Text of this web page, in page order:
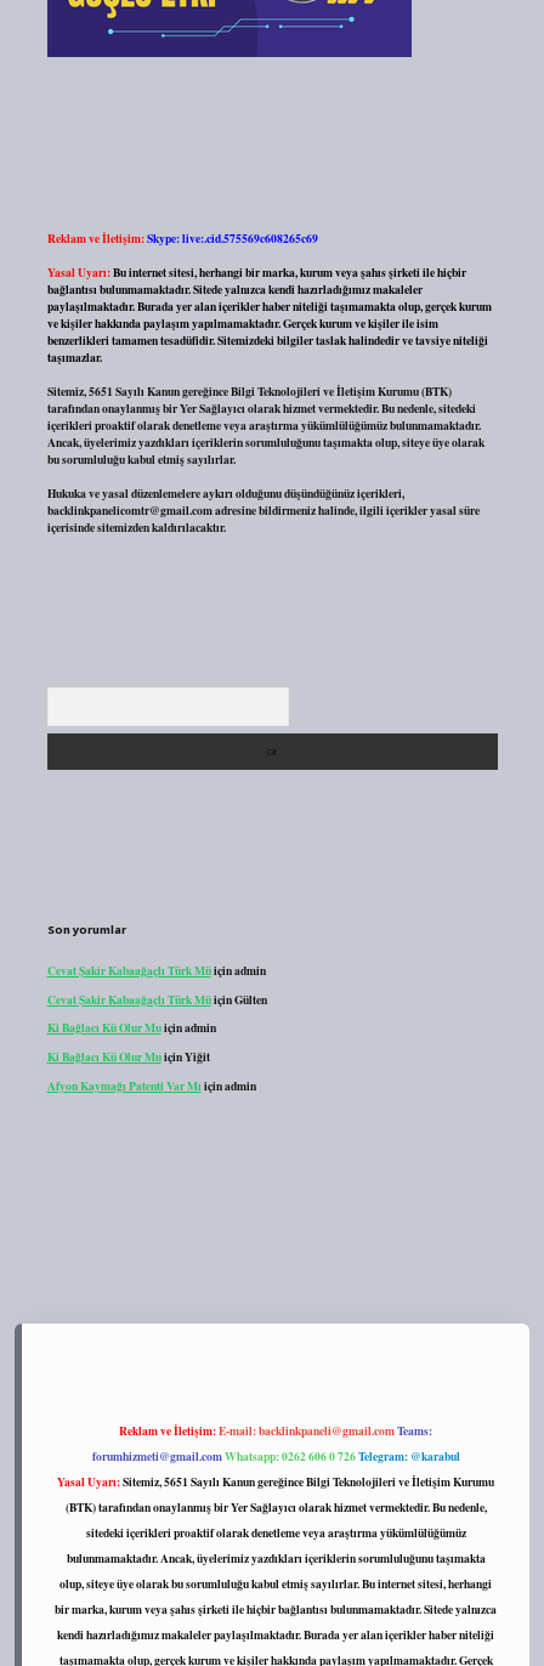
Reklam ve İletişim:Skype: live:.cid.575569c608265c69
Yasal Uyarı:Bu internet sitesi, herhangi bir marka, kurum veya şahıs şirketi ile hiçbir
bağlantısı bulunmamaktadır. Sitede yalnızca kendi hazırladığımız makaleler
paylaşılmaktadır. Burada yer alan içerikler haber niteliği taşımamakta olup, gerçek kurum
ve kişiler hakkında paylaşım yapılmamaktadır. Gerçek kurum ve kişiler ile isim
benzerlikleri tamamen tesadüfidir. Sitemizdeki bilgiler taslak halindedir ve tavsiye niteliği
taşımazlar.
Sitemiz, 5651 Sayılı Kanun gereğince Bilgi Teknolojileri ve İletişim Kurumu (BTK)
tarafından onaylanmış bir Yer Sağlayıcı olarak hizmet vermektedir. Bu nedenle, sitedeki
içerikleri proaktif olarak denetleme veya araştırma yükümlülüğümüz bulunmamaktadır.
Ancak, üyelerimiz yazdıkları içeriklerin sorumluluğunu taşımakta olup, siteye üye olarak
bu sorumluluğu kabul etmiş sayılırlar.
Hukuka ve yasal düzenlemelere aykırı olduğunu düşündüğünüz içerikleri,
backlinkpanelicomtr@gmail.comadresine bildirmeniz halinde, ilgili içerikler yasal süre
içerisinde sitemizden kaldırılacaktır.
Son yorumlar
Cevat Şakir Kabaağaçlı Türk Müiçinadmin
Cevat Şakir Kabaağaçlı Türk MüiçinGülten
Ki Bağlacı Kü Olur Muiçinadmin
Ki Bağlacı Kü Olur MuiçinYiğit
Afyon Kaymağı Patenti Var Mı içinadmin
Reklam ve İletişim:E-mail:backlinkpaneli@gmail.comTeams:
forumhizmeti@gmail.comWhatsapp: 0262 606 0 726Telegram: @karabul
Yasal Uyarı:Sitemiz, 5651 Sayılı Kanun gereğince Bilgi Teknolojileri ve İletişim Kurumu
(BTK) tarafından onaylanmış bir Yer Sağlayıcı olarak hizmet vermektedir. Bu nedenle,
sitedeki içerikleri proaktif olarak denetleme veya araştırma yükümlülüğümüz
bulunmamaktadır. Ancak, üyelerimiz yazdıkları içeriklerin sorumluluğunu taşımakta
olup, siteye üye olarak bu sorumluluğu kabul etmiş sayılırlar. Bu internet sitesi, herhangi
bir marka, kurum veya şahıs şirketi ile hiçbir bağlantısı bulunmamaktadır. Sitede yalnızca
kendi hazırladığımız makaleler paylaşılmaktadır. Burada yer alan içerikler haber niteliği
taşımamakta olup, gerçek kurum ve kişiler hakkında paylaşım yapılmamaktadır. Gerçek